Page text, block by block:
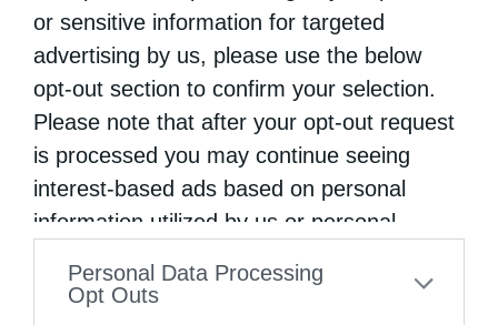
or sensitive information for targeted
advertising by us, please use the below
opt-out section to confirm your selection.
Please note that after your opt-out request
is processed you may continue seeing
interest-based ads based on personal
information utilized by us or personal
to your opt-out. You may separately opt-out
Personal Data Processing
Opt Outs